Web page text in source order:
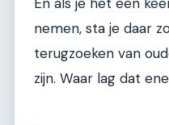
nemen, sta je daar
terugzoeken van
zijn. Waar lag dat